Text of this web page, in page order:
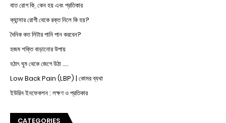
বাত রোগ কি, কেন হয় এবং প্রতিকার
ক্যান্সার রোগী থেকে রক্ত নিলে কি হয়?
দৈনিক কত লিটার পানি পান করবেন?
হজম শক্তি বাড়ানোর উপায়
হঠাৎ ঘুম থেকে জেগে উঠা ....
Low Back Pain (LBP) | কোমর ব্যথা
ইউরিন ইনফেকশন : লক্ষণ ও প্রতিকার
CATEGORIES